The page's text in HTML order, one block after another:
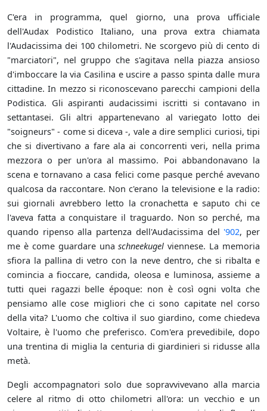
C'era in programma, quel giorno, una prova ufficiale
dell'Audax Podistico Italiano, una prova extra chiamata
l'Audacissima dei 100 chilometri. Ne scorgevo più di cento di
"marciatori", nel gruppo che s'agitava nella piazza ansioso
d'imboccare la via Casilina e uscire a passo spinta dalle mura
cittadine. In mezzo si riconoscevano parecchi campioni della
Podistica. Gli aspiranti audacissimi iscritti si contavano in
settantasei. Gli altri appartenevano al variegato lotto dei
"soigneurs" - come si diceva -, vale a dire semplici curiosi, tipi
che si divertivano a fare ala ai concorrenti veri, nella prima
mezzora o per un'ora al massimo. Poi abbandonavano la
scena e tornavano a casa felici come pasque perché avevano
qualcosa da raccontare. Non c'erano la televisione e la radio:
sui giornali avrebbero letto la cronachetta e saputo chi ce
l'aveva fatta a conquistare il traguardo. Non so perché, ma
quando ripenso alla partenza dell'Audacissima del '902, per
me è come guardare unaschneekugel viennese. La memoria
sfiora la pallina di vetro con la neve dentro, che si ribalta e
comincia a fioccare, candida, oleosa e luminosa, assieme a
tutti quei ragazzi belle époque: non è così ogni volta che
pensiamo alle cose migliori che ci sono capitate nel corso
della vita? L'uomo che coltiva il suo giardino, come chiedeva
Voltaire, è l'uomo che preferisco. Com'era prevedibile, dopo
una trentina di miglia la centuria di giardinieri si ridusse alla
metà.
Degli accompagnatori solo due sopravvivevano alla marcia
celere al ritmo di otto chilometri all'ora: un vecchio e un